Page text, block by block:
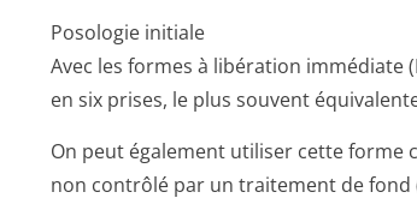
Posologie initiale
Avec les formes à libération
en six prises, le plus souvent
On peut également utiliser cette forme
non contrôlé par un traitement de